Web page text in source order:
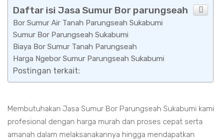
Daftar isi Jasa Sumur Bor parungseah
Bor Sumur Air Tanah Parungseah Sukabumi
Sumur Bor Parungseah Sukabumi
Biaya Bor Sumur Tanah Parungseah
Harga Ngebor Sumur Parungseah Sukabumi
Postingan terkait:
Membutuhakan Jasa Sumur Bor Parungseah Sukabumi kami
profesional dengan harga murah dan proses cepat serta
amanah dalam melaksanakannya hingga mendapatkan